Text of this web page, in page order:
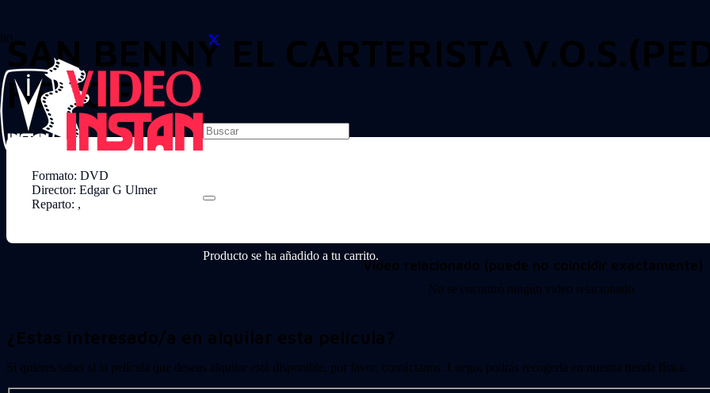
Producto se ha añadido a tu carrito.
SAN BENNY EL CARTERISTA
HEROE
Formato: DVD
Director: Edgar G Ulmer
Reparto: ,
Video relacionado (puede no coincidir exactamente)
No se encontró ningún video relacionado.
¿Estas interesado/a en alquilar esta película?
Si quieres saber si la película que deseas alquilar está disponible, por favor, contáctanos. Luego, podrás recogerla en nuestra tienda física.